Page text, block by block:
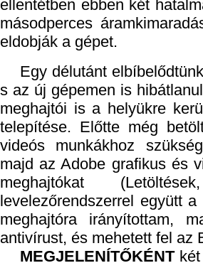
eldobják a gépet.
Egy délutánt
s az új gépemen is
meghajtói is a helyükre
telepítése. Előtte még
videós munkákhoz
majd az Adobe grafikus és
meghajtókat
levelezőrendszerrel együtt
meghajtóra irányítottam,
antivírust, és mehetett fel az
MEGJELENÍTŐKÉNTkét